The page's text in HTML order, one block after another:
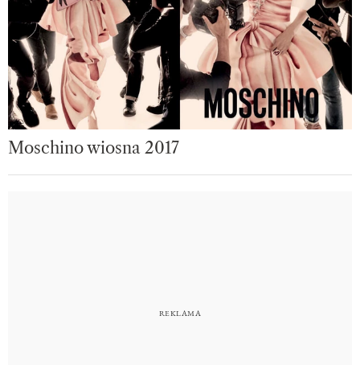
Moschino wiosna 2017